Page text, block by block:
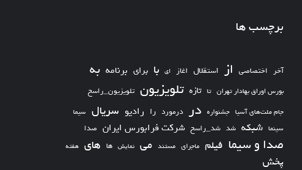
برچسب ها
آخر اختصاصی از استقلال اغاز ای با برای برنامه به
بورس اوراق بهادار تهران تا تازه تلویزیون تلویزیون_راسخ
جام ملت‌های آسیا جشنواره در درمورد را رادیو سریال سیما
سینما شبکه شد شد_راسخ شرکت فرابورس ایران صدا
صدا و سیما فیلم ماجرای مستند می نمایش ها های هفته
پخش